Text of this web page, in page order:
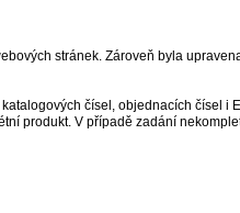
stránek. Zároveň byla
čísel, objednacích čísel
produkt. V případě zadání